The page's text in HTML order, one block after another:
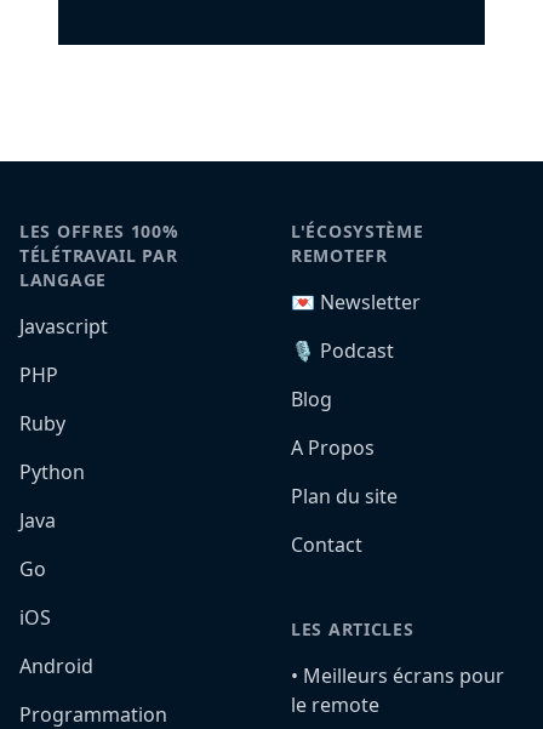
LES OFFRES 100%
TÉLÉTRAVAIL PAR
LANGAGE
Javascript
PHP
Ruby
Python
Java
Go
iOS
Android
Programmation
L'ÉCOSYSTÈME
REMOTEFR
💌 Newsletter
🎙️ Podcast
Blog
A Propos
Plan du site
Contact
LES ARTICLES
•️ Meilleurs écrans pour
le remote